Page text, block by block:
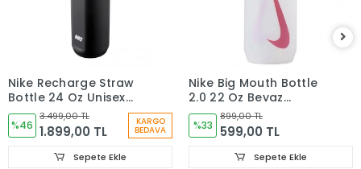
Nike Recharge Straw
Bottle 24 Oz Unisex
Siyah Matara Suluk
N.100.1632.091.24
%46
3.499,00 TL
1.899,00 TL
KARGO
BEDAVA
Sepete Ekle
Nike Big Mouth Bottle
2.0 22 Oz Beyaz
Antrenman Suluk a
%33
899,00 TL
599,00 TL
Sepete Ekle